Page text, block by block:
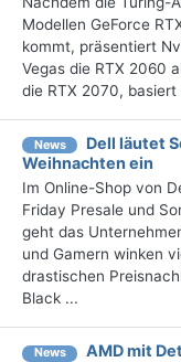
Modellen GeForce
kommt, präsentiert
Vegas die RTX 2060
die RTX 2070, basiert
News
Dell läutet
Weihnachten ein
Im Online-Shop von
Friday Presale und
geht das
und Gamern winken
drastischen
Black ...
News
AMD mit